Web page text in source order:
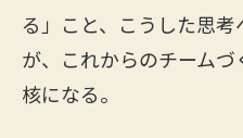
る」こと、こうした思
が、これからのチーム
核になる。